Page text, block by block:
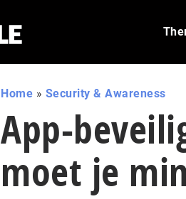
Home » Security & Awareness
App-
moet je